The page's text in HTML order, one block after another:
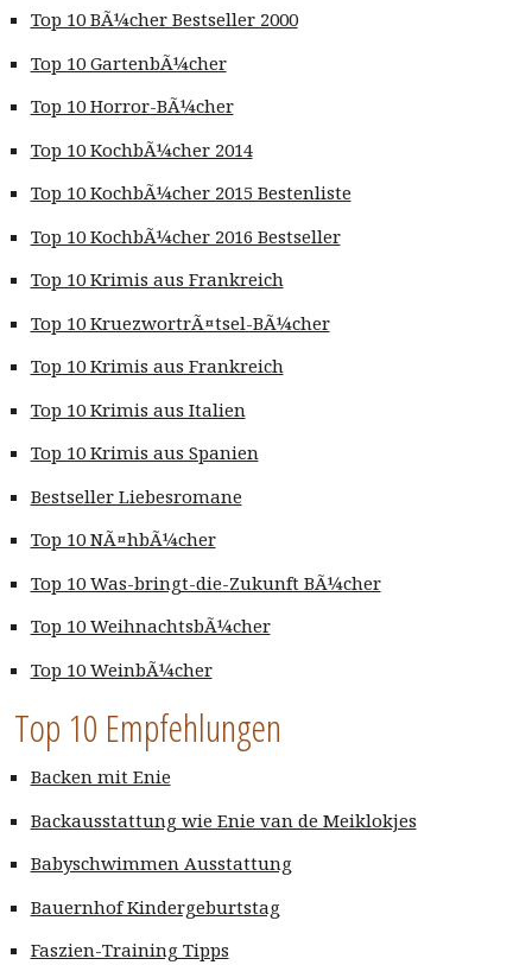
Top 10 BÃ¼cher Bestseller 2000
Top 10 GartenbÃ¼cher
Top 10 Horror-BÃ¼cher
Top 10 KochbÃ¼cher 2014
Top 10 KochbÃ¼cher 2015 Bestenliste
Top 10 KochbÃ¼cher 2016 Bestseller
Top 10 Krimis aus Frankreich
Top 10 KruezwortrÃ¤tsel-BÃ¼cher
Top 10 Krimis aus Frankreich
Top 10 Krimis aus Italien
Top 10 Krimis aus Spanien
Bestseller Liebesromane
Top 10 NÃ¤hbÃ¼cher
Top 10 Was-bringt-die-Zukunft BÃ¼cher
Top 10 WeihnachtsbÃ¼cher
Top 10 WeinbÃ¼cher
Top 10 Empfehlungen
Backen mit Enie
Backausstattung wie Enie van de Meiklokjes
Babyschwimmen Ausstattung
Bauernhof Kindergeburtstag
Faszien-Training Tipps